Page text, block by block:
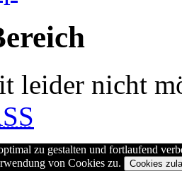
leider nicht
zu gestalten und fortlaufend
von Cookies zu.
Cookies